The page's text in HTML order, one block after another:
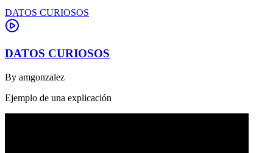
DATOS CURIOSOS
DATOS CURIOSOS
By amgonzalez
Ejemplo de una explicación